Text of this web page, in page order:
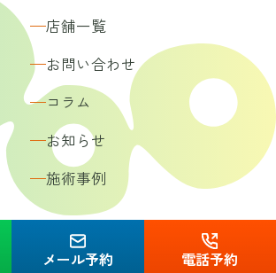
メール予約 電話予約
店舗一覧
お問い合わせ
コラム
お知らせ
施術事例
テンツ制作・運営ポリシー
プライバシーポリシー